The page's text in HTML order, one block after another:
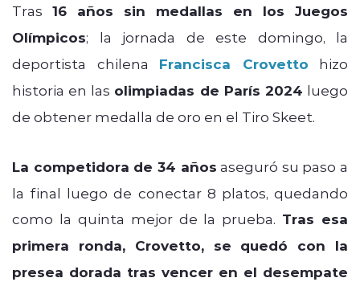
Tras 16 años sin medallas en los Juegos
Olímpicos; la jornada de este domingo, la
deportista chilena Francisca Crovetto hizo
historia en las olimpiadas de París 2024 luego
de obtener medalla de oro en el Tiro Skeet.
La competidora de 34 años aseguró su paso a
la final luego de conectar 8 platos, quedando
como la quinta mejor de la prueba. Tras esa
primera ronda, Crovetto, se quedó con la
presea dorada tras vencer en el desempate